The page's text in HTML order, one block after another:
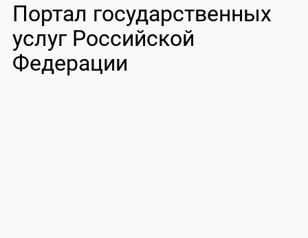
Портал государственных
услуг Российской
Федерации